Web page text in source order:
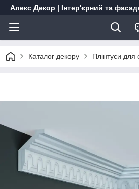
Алекс Декор | Інтер'єрний та
Каталог декору Плінтуси для